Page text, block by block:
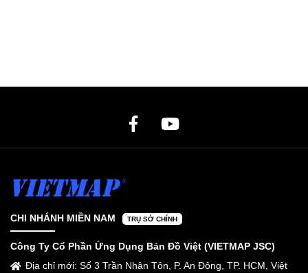
CHI NHÁNH MIỀN NAM TRỤ SỞ CHÍNH
Công Ty Cổ Phần Ứng Dụng Bản Đồ Việt (VIETMAP JSC)
Địa chỉ mới: Số 3 Trần Nhân Tôn, P. An Đông, TP. HCM, Việt